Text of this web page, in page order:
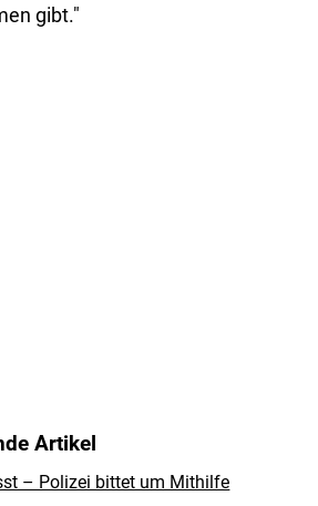
gibt."
Artikel
– Polizei bittet um Mithilfe